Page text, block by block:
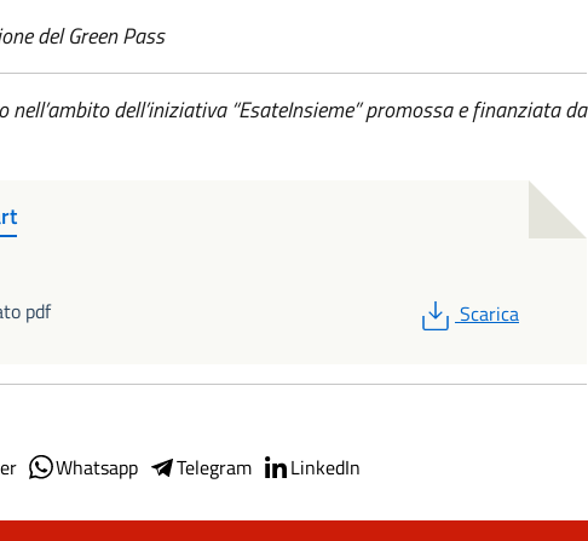
del Green Pass
dell’iniziativa “EsateInsieme” promossa e finanziata da
pdf
PDF
Scarica
Whatsapp Telegram LinkedIn